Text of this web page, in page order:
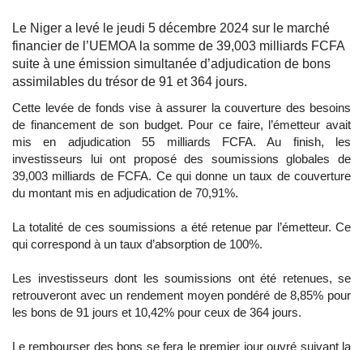
Le Niger a levé le jeudi 5 décembre 2024 sur le marché
financier de l’UEMOA la somme de 39,003 milliards FCFA
suite à une émission simultanée d’adjudication de bons
assimilables du trésor de 91 et 364 jours.
Cette levée de fonds vise à assurer la couverture des besoins
de financement de son budget. Pour ce faire, l’émetteur avait
mis en adjudication 55 milliards FCFA. Au finish, les
investisseurs lui ont proposé des soumissions globales de
39,003 milliards de FCFA. Ce qui donne un taux de couverture
du montant mis en adjudication de 70,91%.
La totalité de ces soumissions a été retenue par l’émetteur. Ce
qui correspond à un taux d’absorption de 100%.
Les investisseurs dont les soumissions ont été retenues, se
retrouveront avec un rendement moyen pondéré de 8,85% pour
les bons de 91 jours et 10,42% pour ceux de 364 jours.
Le rembourser des bons se fera le premier jour ouvré suivant la